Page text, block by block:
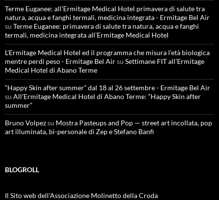
Terme Euganee: all’Ermitage Medical Hotel primavera di salute tra
natura, acqua e fanghi termali, medicina integrata - Ermitage Bel Air
su Terme Euganee: primavera di salute tra natura, acqua e fanghi
termali, medicina integrata all’Ermitage Medical Hotel
L'Ermitage Medical Hotel ed il programma che misura l’età biologica
mentre perdi peso - Ermitage Bel Airsu Settimane FIT all’Ermitage
Medical Hotel di Abano Terme
“Happy Skin after summer” dal 18 al 26 settembre - Ermitage Bel Air
su All’Ermitage Medical Hotel di Abano Terme: “Happy Skin after
summer”
Bruno Volpezsu Mostra Pasteups and Pop — street art incollata, pop
art illuminata, bi-personale di Zep e Stefano Banfi
BLOGROLL
Il Sito web dell'Associazione Molinetto della Croda